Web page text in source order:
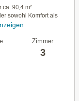
90,4 m²
sowohl Komfort als
Zimmer
3